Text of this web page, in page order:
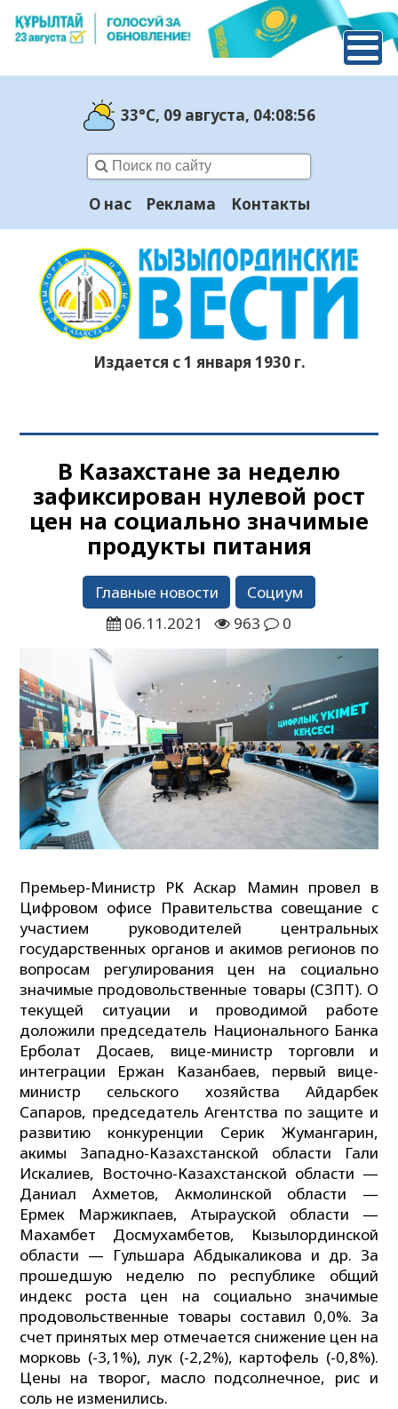
33°C, 09 августа, 04:08:57
О нас Реклама Контакты
Издается с 1 января 1930 г.
В Казахстане за неделю
зафиксирован нулевой рост
цен на социально значимые
продукты питания
Главные новости
Социум
06.11.2021
963 0
Премьер-Министр РК Аскар Мамин провел в
Цифровом офисе Правительства совещание с
участием руководителей центральных
государственных органов и акимов регионов по
вопросам регулирования цен на социально
значимые продовольственные товары (СЗПТ). О
текущей ситуации и проводимой работе
доложили председатель Национального Банка
Ерболат Досаев, вице-министр торговли и
интеграции Ержан Казанбаев, первый вице-
министр сельского хозяйства Айдарбек
Сапаров, председатель Агентства по защите и
развитию конкуренции Серик Жумангарин,
акимы Западно-Казахстанской области Гали
Искалиев, Восточно-Казахстанской области —
Даниал Ахметов, Акмолинской области —
Ермек Маржикпаев, Атырауской области —
Махамбет Досмухамбетов, Кызылординской
области — Гульшара Абдыкаликова и др. За
прошедшую неделю по республике общий
индекс роста цен на социально значимые
продовольственные товары составил 0,0%. За
счет принятых мер отмечается снижение цен на
морковь (-3,1%), лук (-2,2%), картофель (-0,8%).
Цены на творог, масло подсолнечное, рис и
соль не изменились.